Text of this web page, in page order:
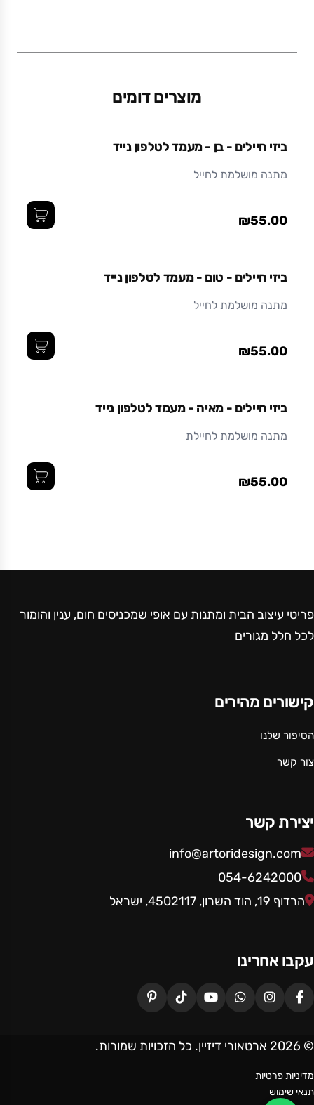
מוצרים דומים
ביזי חיילים - בן - מעמד לטלפון נייד
מתנה מושלמת לחייל
₪55.00
ביזי חיילים - טום - מעמד לטלפון נייד
מתנה מושלמת לחייל
₪55.00
ביזי חיילים - מאיה - מעמד לטלפון נייד
מתנה מושלמת לחיילת
₪55.00
פריטי עיצוב הבית ומתנות עם אופי שמכניסים חום, ענין והומור
לכל חלל מגורים
קישורים מהירים
הסיפור שלנו
צור קשר
יצירת קשר
info@artoridesign.com
054-6242000
הרדוף 19, הוד השרון, 4502117, ישראל
עקבו אחרינו
© 2026 ארטאורי דיזיין. כל הזכויות שמורות.
מדיניות פרטיות
תנאי שימוש